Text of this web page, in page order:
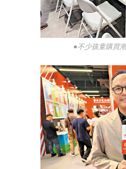
●不少孩童購買